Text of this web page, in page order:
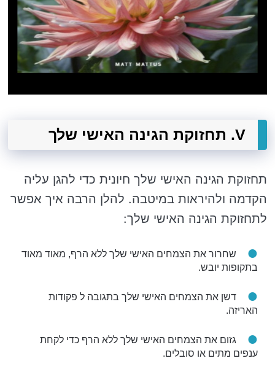
V. תחזוקת הגינה האישי שלך
תחזוקת הגינה האישי שלך חיונית כדי להגן עליה
הקדמה ולהיראות במיטבה. להלן הרבה איך אפשר
לתחזוקת הגינה האישי שלך:
שחרור את הצמחים האישי שלך ללא הרף, מאוד מאוד
בתקופות יובש.
דשן את הצמחים האישי שלך בתגובה ל פקודות
האריזה.
גזום את הצמחים האישי שלך ללא הרף כדי לקחת
ענפים מתים או סובלים.